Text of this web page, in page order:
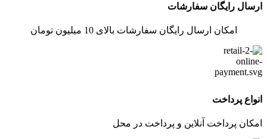
ارسال رایگان سفارشات
امکان ارسال رایگان سفارشات بالای 10 میلیون تومان
انواع پرداخت
امکان پرداخت آنلاین و پرداخت در محل